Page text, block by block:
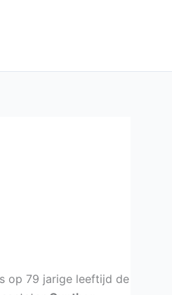
op 79 jarige leeftijd de